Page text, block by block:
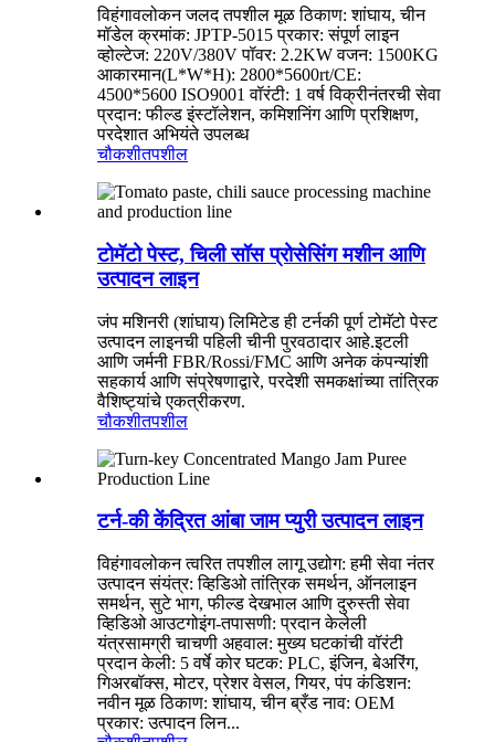
विहंगावलोकन जलद तपशील मूळ ठिकाण: शांघाय, चीन
मॉडेल क्रमांक: JPTP-5015 प्रकार: संपूर्ण लाइन
व्होल्टेज: 220V/380V पॉवर: 2.2KW वजन: 1500KG
आकारमान(L*W*H): 2800*5600rt/CE:
4500*5600 ISO9001 वॉरंटी: 1 वर्ष विक्रीनंतरची सेवा
प्रदान: फील्ड इंस्टॉलेशन, कमिशनिंग आणि प्रशिक्षण,
परदेशात अभियंते उपलब्ध
चौकशीतपशील
टोमॅटो पेस्ट, चिली सॉस प्रोसेसिंग मशीन आणि
उत्पादन लाइन
जंप मशिनरी (शांघाय) लिमिटेड ही टर्नकी पूर्ण टोमॅटो पेस्ट
उत्पादन लाइनची पहिली चीनी पुरवठादार आहे.इटली
आणि जर्मनी FBR/Rossi/FMC आणि अनेक कंपन्यांशी
सहकार्य आणि संप्रेषणाद्वारे, परदेशी समकक्षांच्या तांत्रिक
वैशिष्ट्यांचे एकत्रीकरण.
चौकशीतपशील
टर्न-की केंद्रित आंबा जाम प्युरी उत्पादन लाइन
विहंगावलोकन त्वरित तपशील लागू उद्योग: हमी सेवा नंतर
उत्पादन संयंत्र: व्हिडिओ तांत्रिक समर्थन, ऑनलाइन
समर्थन, सुटे भाग, फील्ड देखभाल आणि दुरुस्ती सेवा
व्हिडिओ आउटगोइंग-तपासणी: प्रदान केलेली
यंत्रसामग्री चाचणी अहवाल: मुख्य घटकांची वॉरंटी
प्रदान केली: 5 वर्षे कोर घटक: PLC, इंजिन, बेअरिंग,
गिअरबॉक्स, मोटर, प्रेशर वेसल, गियर, पंप कंडिशन:
नवीन मूळ ठिकाण: शांघाय, चीन ब्रँड नाव: OEM
प्रकार: उत्पादन लिन...